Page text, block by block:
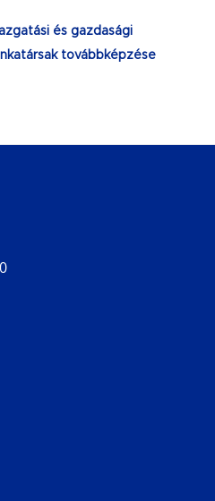
és gazdasági
továbbképzése